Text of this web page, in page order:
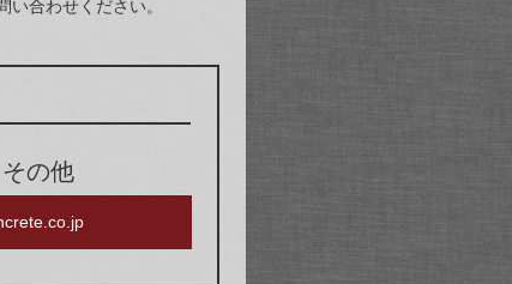
合わせください。
の他